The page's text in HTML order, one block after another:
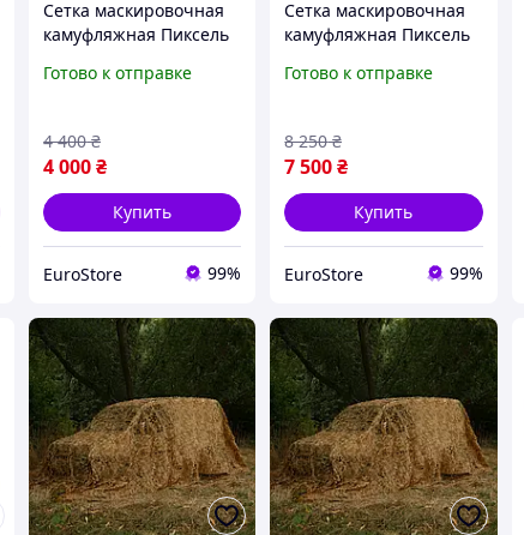
Сетка маскировочная
камуфляжная Пиксель
авто, техники и
Готово к отправке
4 000₴
4 400 ₴
Купить
EuroStore 99%
Сетка маскировочная
камуфляжная Пиксель
авто, техники и
Готово к отправке
7 500₴
8 250 ₴
Купить
EuroStore 99%